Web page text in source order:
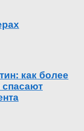
как более